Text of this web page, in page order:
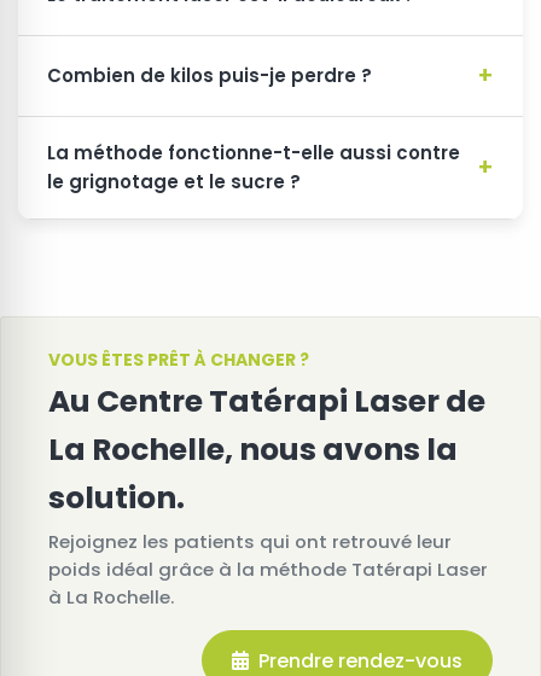
Combien de kilos puis-je perdre ?
La méthode fonctionne-t-elle aussi contre
le grignotage et le sucre ?
VOUS ÊTES PRÊT À CHANGER ?
Au Centre Tatérapi Laser de
La Rochelle, nous avons la
solution.
Rejoignez les patients qui ont retrouvé leur
poids idéal grâce à la méthode Tatérapi Laser
à La Rochelle.
Prendre rendez-vous